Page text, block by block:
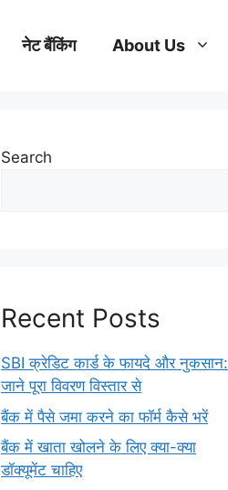
नेट बैंकिंग About Us
Search
Recent Posts
SBI क्रेडिट कार्ड के फायदे और नुकसान:
जाने पूरा विवरण विस्तार से
बैंक में पैसे जमा करने का फॉर्म कैसे भरें
बैंक में खाता खोलने के लिए क्या-क्या
डॉक्यूमेंट चाहिए